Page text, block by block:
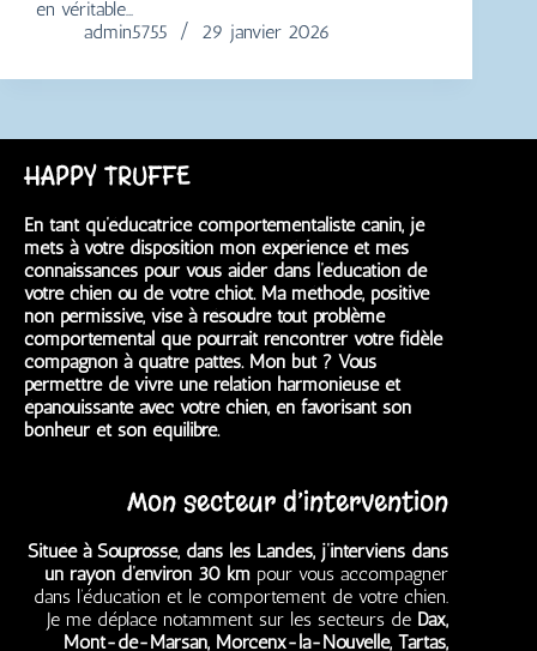
en véritable…
admin5755
29 janvier 2026
HAPPY TRUFFE
En tant qu’éducatrice comportementaliste canin, je
mets à votre disposition mon expérience et mes
connaissances pour vous aider dans l’éducation de
votre chien ou de votre chiot. Ma méthode, positive
non permissive, vise à résoudre tout problème
comportemental que pourrait rencontrer votre fidèle
compagnon à quatre pattes. Mon but ? Vous
permettre de vivre une relation harmonieuse et
épanouissante avec votre chien, en favorisant son
bonheur et son équilibre.
Mon secteur d’intervention
Située à Souprosse, dans les Landes, j’interviens dans
un rayon d’environ 30 km pour vous accompagner
dans l’éducation et le comportement de votre chien.
Je me déplace notamment sur les secteurs de Dax,
Mont-de-Marsan, Morcenx-la-Nouvelle, Tartas,